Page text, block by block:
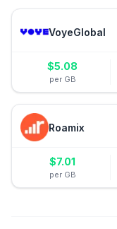
VoyeGlobal
$5.08
per GB
Roamix
$7.01
per GB